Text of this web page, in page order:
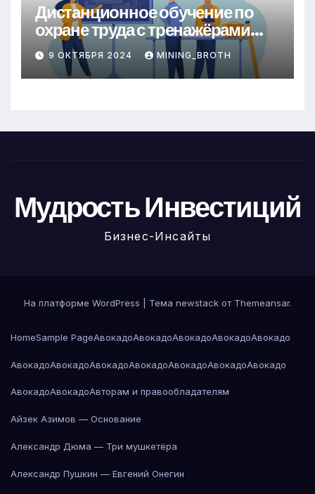
Дистанционное обучение по
охране труда с тренажёрами
онлайн
9 ОКТЯБРЯ 2024 MINING_BROTH
Мудрость Инвестиций
Бизнес-Инсайты
На платформе WordPress Тема newstack от Themeansar.
HomeSample PageАвокадоАвокадоАвокадоАвокадоАвокадо
АвокадоАвокадоАвокадоАвокадоАвокадоАвокадоАвокадо
АвокадоАвокадоАвторам и правообладателям
Айзек Азимов — Основание
Александр Дюма — Три мушкетёра
Александр Пушкин — Евгений Онегин